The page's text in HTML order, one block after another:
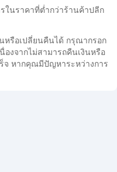
ในราคาที่ต่ำกว่าร้านค้าปลีก
หรือเปลี่ยนคืนได้ กรุณากรอก
งจากไม่สามารถคืนเงินหรือ
จ หากคุณมีปัญหาระหว่างการ